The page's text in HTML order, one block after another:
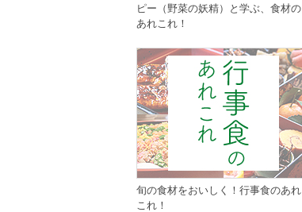
ピー（野菜の妖精）と学ぶ、食材の
あれこれ！
旬の食材をおいしく！行事食のあれ
これ！